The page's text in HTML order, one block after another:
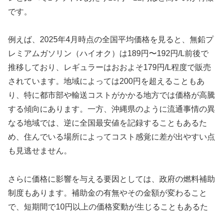
です。
例えば、2025年4月時点の全国平均価格を見ると、無鉛プ
レミアムガソリン（ハイオク）は189円〜192円/L前後で
推移しており、レギュラーはおおよそ179円/L程度で販売
されています。地域によっては200円を超えることもあ
り、特に都市部や輸送コストがかかる地方では価格が高騰
する傾向にあります。一方、沖縄県のように流通事情の異
なる地域では、逆に全国最安値を記録することもあるた
め、住んでいる場所によってコスト感覚に差が出やすい点
も見逃せません。
さらに価格に影響を与える要因としては、政府の燃料補助
制度もあります。補助金の有無やその金額が変わること
で、短期間で10円以上の価格変動が生じることもあるた